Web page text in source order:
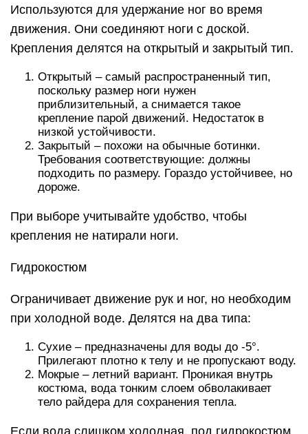
Используются для удержание ног во время
движения. Они соединяют ноги с доской.
Крепления делятся на открытый и закрытый тип.
Открытый – самый распространенный тип,
поскольку размер ноги нужен
приблизительный, а снимается такое
крепление парой движений. Недостаток в
низкой устойчивости.
Закрытый – похожи на обычные ботинки.
Требования соответствующие: должны
подходить по размеру. Гораздо устойчивее, но
дороже.
При выборе учитывайте удобство, чтобы
крепления не натирали ноги.
Гидрокостюм
Ограничивает движение рук и ног, но необходим
при холодной воде. Делятся на два типа:
Сухие – предназначены для воды до -5°.
Прилегают плотно к телу и не пропускают воду.
Мокрые – летний вариант. Проникая внутрь
костюма, вода тонким слоем обволакивает
тело райдера для сохранения тепла.
Если вода слишком холодная, под гидрокостюм